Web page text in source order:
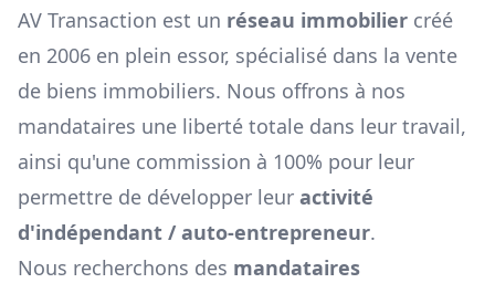
AV Transaction est un réseau immobilier créé
en 2006 en plein essor, spécialisé dans la vente
de biens immobiliers. Nous offrons à nos
mandataires une liberté totale dans leur travail,
ainsi qu'une commission à 100% pour leur
permettre de développer leur activité
d'indépendant / auto-entrepreneur.
Nous recherchons des mandataires